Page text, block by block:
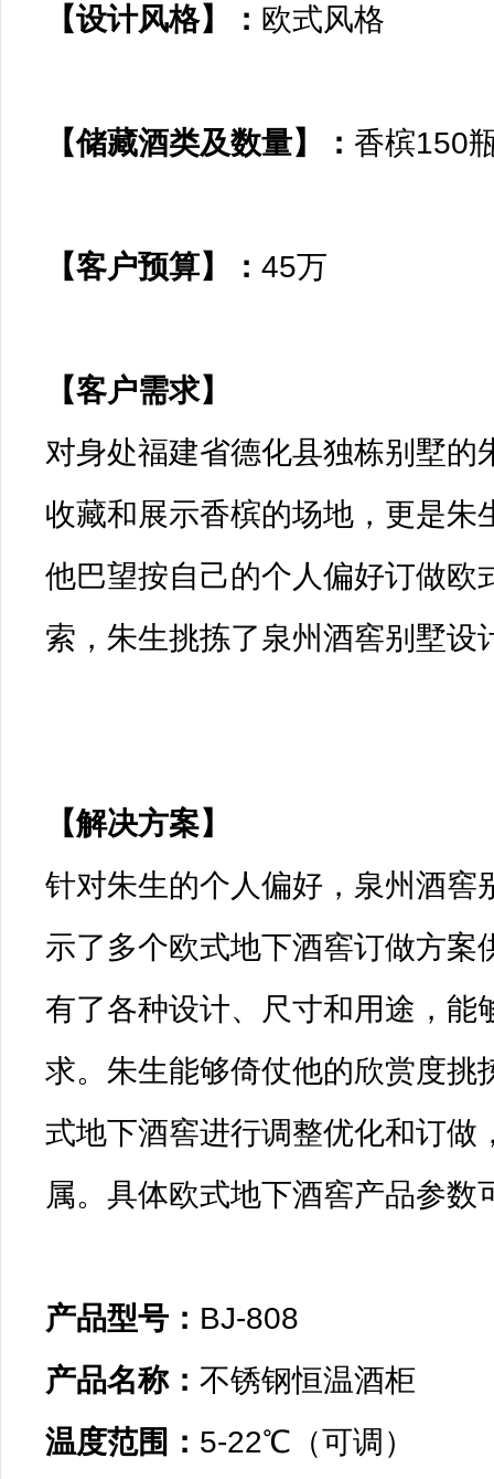
【设计风格】： 欧式风格
【储藏酒类及数量】： 香槟150
【客户预算】： 45万
【客户需求】
对身处福建省德化县独栋别墅
收藏和展示香槟的场地，更是
他巴望按自己的个人偏好订做
索，朱生挑拣了泉州酒窖别墅
【解决方案】
针对朱生的个人偏好，泉州酒
示了多个欧式地下酒窖订做方
有了各种设计、尺寸和用途，
求。朱生能够倚仗他的欣赏度
式地下酒窖进行调整优化和订
属。具体欧式地下酒窖产品参数
产品型号：
产品名称：
温度范围：